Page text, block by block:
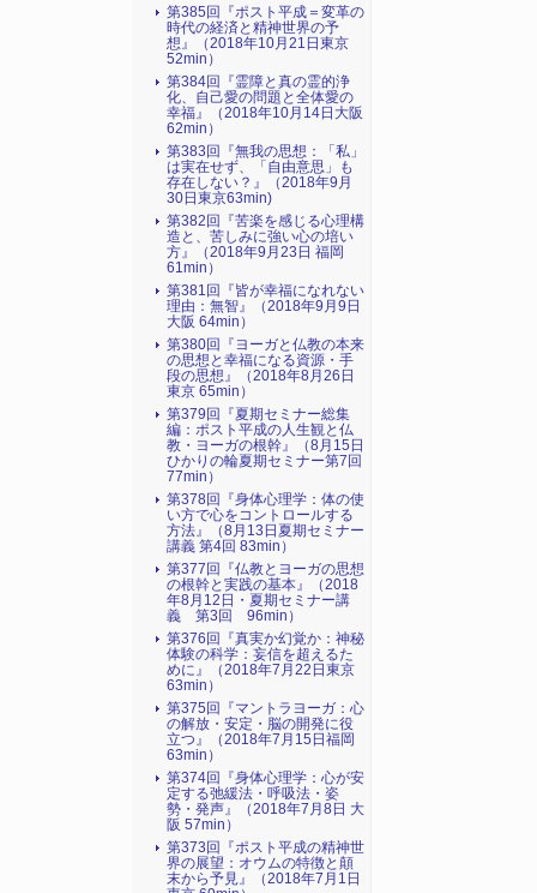
第385回『ポスト平成＝変革の
時代の経済と精神世界の予
想』（2018年10月21日東京
52min）
第384回『霊障と真の霊的浄
化、自己愛の問題と全体愛の
幸福』（2018年10月14日大阪
62min）
第383回『無我の思想：「私」
は実在せず、「自由意思」も
存在しない？』（2018年9月
30日東京63min)
第382回『苦楽を感じる心理構
造と、苦しみに強い心の培い
方』（2018年9月23日 福岡
61min）
第381回『皆が幸福になれない
理由：無智』（2018年9月9日
大阪 64min）
第380回『ヨーガと仏教の本来
の思想と幸福になる資源・手
段の思想』（2018年8月26日
東京 65min）
第379回『夏期セミナー総集
編：ポスト平成の人生観と仏
教・ヨーガの根幹』（8月15日
ひかりの輪夏期セミナー第7回
77min）
第378回『身体心理学：体の使
い方で心をコントロールする
方法』（8月13日夏期セミナー
講義 第4回 83min）
第377回『仏教とヨーガの思想
の根幹と実践の基本』（2018
年8月12日・夏期セミナー講
義 第3回 96min）
第376回『真実か幻覚か：神秘
体験の科学：妄信を超えるた
めに』（2018年7月22日東京
63min）
第375回『マントラヨーガ：心
の解放・安定・脳の開発に役
立つ』（2018年7月15日福岡
63min）
第374回『身体心理学：心が安
定する弛緩法・呼吸法・姿
勢・発声』（2018年7月8日 大
阪 57min）
第373回『ポスト平成の精神世
界の展望：オウムの特徴と顛
末から予見』（2018年7月1日